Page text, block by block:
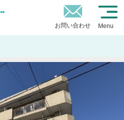
お問い合わせ Menu